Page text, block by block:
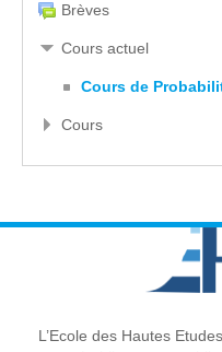
Brèves
Cours actuel
Cours de
Cours
L’Ecole des Hautes